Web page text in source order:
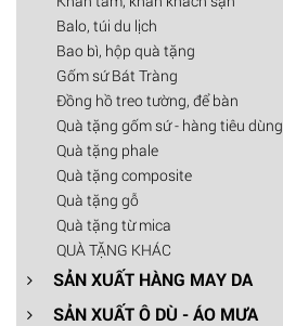
Balo, túi du lịch
Bao bì, hộp quà tặng
Gốm sứ Bát Tràng
Đồng hồ treo tường, để bàn
Quà tặng gốm sứ - hàng tiêu dùng
Quà tặng phale
Quà tặng composite
Quà tặng gỗ
Quà tặng từ mica
QUÀ TẶNG KHÁC
SẢN XUẤT HÀNG MAY DA
SẢN XUẤT Ô DÙ - ÁO MƯA